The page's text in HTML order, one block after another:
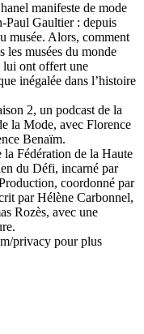
manifeste de mode
Paul Gaultier : depuis
musée. Alors, comment
les musées du monde
lui ont offert une
inégalée dans l’histoire
2, un podcast de la
la Mode, avec Florence
Benaïm.
Fédération de la Haute
du Défi, incarné par
coordonné par
par Hélène Carbonnel,
Rozès, avec une
privacy pour plus